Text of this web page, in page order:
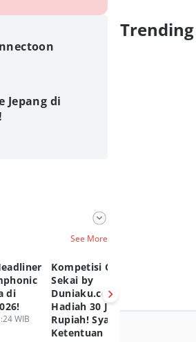
Jepang di
See More
di
WIB
Kompetisi Comic
Sekai by
Duniaku.com, Total
Hadiah 30 Juta
Rupiah! Syarat dan
Ketentuan
TCG